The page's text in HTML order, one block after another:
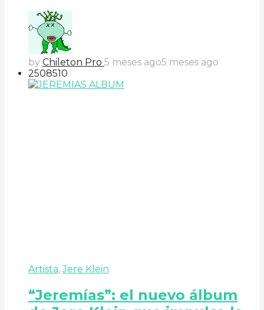
by Chileton Pro 5 meses ago5 meses ago
2508510
Artista,Jere Klein
“Jeremías”: el nuevo álbum